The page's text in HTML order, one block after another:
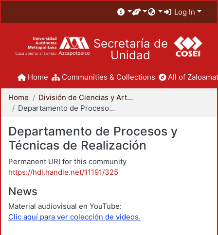
Log In
Secretaría de
Unidad
Home Communities & Collections All of
Home
División de Ciencias y Artes para el Diseño
Departamento de Procesos y Técnicas de Realización
Departamento de Procesos y
Técnicas de Realización
Permanent URI for this community
https://hdl.handle.net/11191/325
News
Material audiovisual en YouTube:
Clic aquí para ver colección de videos.